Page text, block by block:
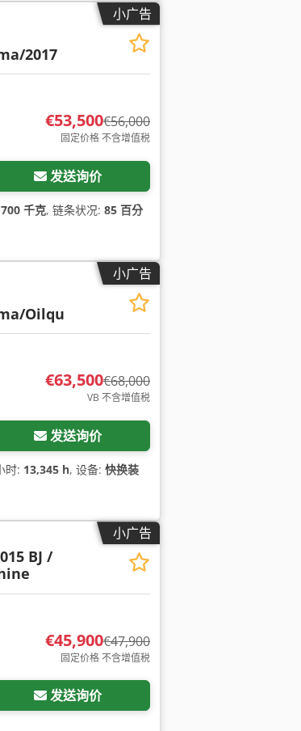
小广告
2017
€53,500€56,000
固定价格 不含增值税
发送询价
千克, 链条状况: 85 百分
小广告
Oilqu
€63,500€68,000
VB 不含增值税
发送询价
时: 13,345 h, 设备: 快换装
小广告
BJ /
€45,900€47,900
固定价格 不含增值税
发送询价